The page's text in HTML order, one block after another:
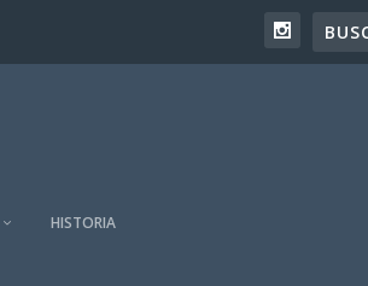
HISTORIA